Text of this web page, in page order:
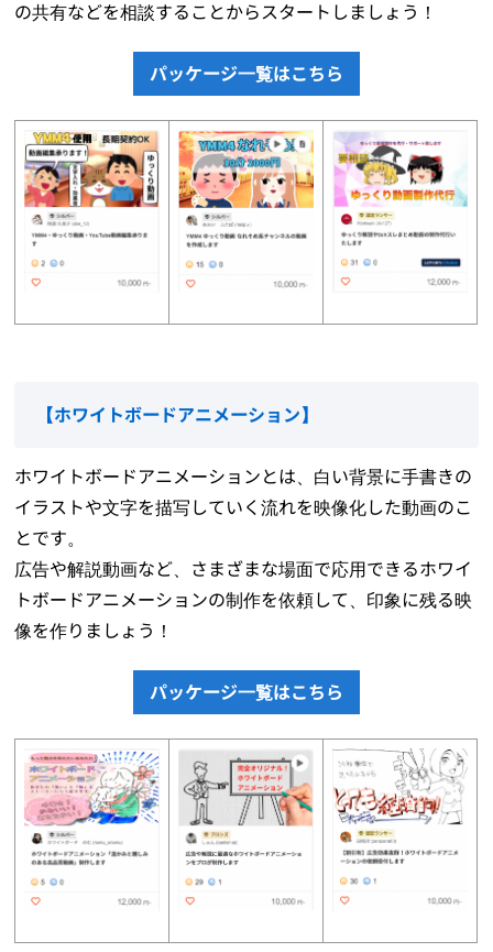
の共有などを相談することからスタートしましょう！
パッケージ一覧はこちら
【ホワイトボードアニメーション】
ホワイトボードアニメーションとは、白い背景に手書きの
イラストや文字を描写していく流れを映像化した動画のこ
とです。
広告や解説動画など、さまざまな場面で応用できるホワイ
トボードアニメーションの制作を依頼して、印象に残る映
像を作りましょう！
パッケージ一覧はこちら